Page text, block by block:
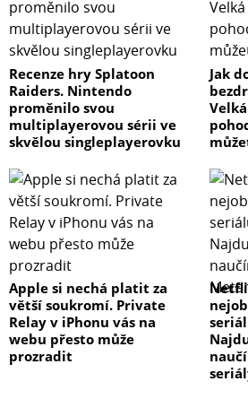
Recenze hry Splatoon
Raiders. Nintendo
proměnilo svou
multiplayerovou sérii ve
skvělou singleplayerovku
Jak
Apple si nechá platit za
větší soukromí. Private
Relay v iPhonu vás na
webu přesto může
prozradit